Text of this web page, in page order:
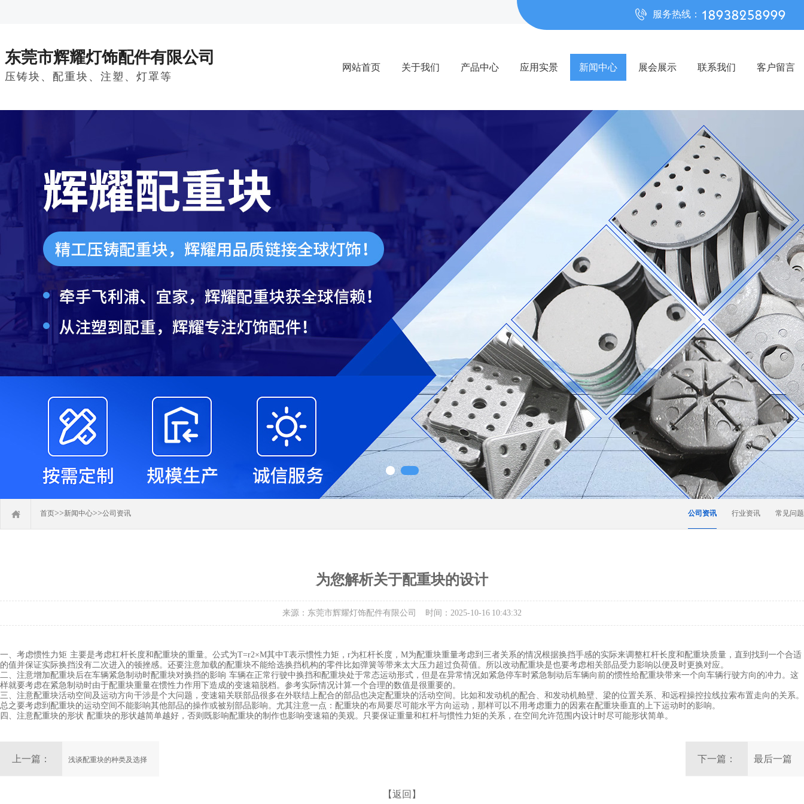
服务热线： 18938258999
东莞市辉耀灯饰配件有限公司
压铸块、配重块、注塑、灯罩等
网站首页 关于我们 产品中心 应用实景 新闻中心 展会展示 联系我们 客户留言
首页>>新闻中心>>公司资讯 公司资讯 行业资讯 常见问题
为您解析关于配重块的设计
来源：东莞市辉耀灯饰配件有限公司 时间：2025-10-16 10:43:32
一、考虑惯性力矩 主要是考虑杠杆长度和配重块的重量。公式为T=r2×M其中T表示惯性力矩，r为杠杆长度，M为配重块重量考虑到三者关系的情况根据换挡手感的实际来调整杠杆长度和配重块质量，直到找到一个合适
的值并保证实际换挡没有二次进入的顿挫感。还要注意加载的配重块不能给选换挡机构的零件比如弹簧等带来太大压力超过负荷值。所以改动配重块是也要考虑相关部品受力影响以便及时更换对应。
二、注意增加配重块后在车辆紧急制动时配重块对换挡的影响 车辆在正常行驶中换挡和配重块处于常态运动形式，但是在异常情况如紧急停车时紧急制动后车辆向前的惯性给配重块带来一个向车辆行驶方向的冲力。这
样就要考虑在紧急制动时由于配重块重量在惯性力作用下造成的变速箱脱档。参考实际情况计算一个合理的数值是很重要的。
三、注意配重块活动空间及运动方向干涉是个大问题，变速箱关联部品很多在外联结上配合的部品也决定配重块的活动空间。比如和发动机的配合、和发动机舱壁、梁的位置关系、和远程操控拉线拉索布置走向的关系。
总之要考虑到配重块的运动空间不能影响其他部品的操作或被别部品影响。尤其注意一点：配重块的布局要尽可能水平方向运动，那样可以不用考虑重力的因素在配重块垂直的上下运动时的影响。
四、注意配重块的形状 配重块的形状越简单越好，否则既影响配重块的制作也影响变速箱的美观。只要保证重量和杠杆与惯性力矩的关系，在空间允许范围内设计时尽可能形状简单。
上一篇： 浅谈配重块的种类及选择 下一篇： 最后一篇
【返回】